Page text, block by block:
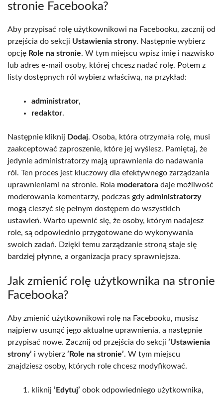
stronie Facebooka?
Aby przypisać rolę użytkownikowi na Facebooku, zacznij od
przejścia do sekcji Ustawienia strony. Następnie wybierz
opcję Role na stronie. W tym miejscu wpisz imię i nazwisko
lub adres e-mail osoby, której chcesz nadać rolę. Potem z
listy dostępnych ról wybierz właściwą, na przykład:
administrator,
redaktor.
Następnie kliknij Dodaj. Osoba, która otrzymała rolę, musi
zaakceptować zaproszenie, które jej wyślesz. Pamiętaj, że
jedynie administratorzy mają uprawnienia do nadawania
ról. Ten proces jest kluczowy dla efektywnego zarządzania
uprawnieniami na stronie. Rola moderatora daje możliwość
moderowania komentarzy, podczas gdy administratorzy
mogą cieszyć się pełnym dostępem do wszystkich
ustawień. Warto upewnić się, że osoby, którym nadajesz
role, są odpowiednio przygotowane do wykonywania
swoich zadań. Dzięki temu zarządzanie stroną staje się
bardziej płynne, a organizacja pracy sprawniejsza.
Jak zmienić rolę użytkownika na stronie
Facebooka?
Aby zmienić użytkownikowi rolę na Facebooku, musisz
najpierw usunąć jego aktualne uprawnienia, a następnie
przypisać nowe. Zacznij od przejścia do sekcji ’Ustawienia
strony’ i wybierz ’Role na stronie’. W tym miejscu
znajdziesz osoby, których role chcesz modyfikować.
kliknij ’Edytuj’ obok odpowiedniego użytkownika,